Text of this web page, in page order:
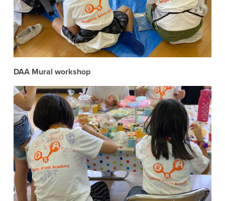
DAA Mural workshop